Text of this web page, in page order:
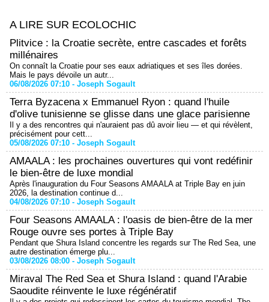
A LIRE SUR ECOLOCHIC
Plitvice : la Croatie secrète, entre cascades et forêts
millénaires
On connaît la Croatie pour ses eaux adriatiques et ses îles dorées.
Mais le pays dévoile un autr...
06/08/2026 07:10 - Joseph Sogault
Terra Byzacena x Emmanuel Ryon : quand l'huile
d'olive tunisienne se glisse dans une glace parisienne
Il y a des rencontres qui n'auraient pas dû avoir lieu — et qui révèlent,
précisément pour cett...
05/08/2026 07:10 - Joseph Sogault
AMAALA : les prochaines ouvertures qui vont redéfinir
le bien-être de luxe mondial
Après l'inauguration du Four Seasons AMAALA at Triple Bay en juin
2026, la destination continue d...
04/08/2026 07:10 - Joseph Sogault
Four Seasons AMAALA : l'oasis de bien-être de la mer
Rouge ouvre ses portes à Triple Bay
Pendant que Shura Island concentre les regards sur The Red Sea, une
autre destination émerge plu...
03/08/2026 08:00 - Joseph Sogault
Miraval The Red Sea et Shura Island : quand l'Arabie
Saoudite réinvente le luxe régénératif